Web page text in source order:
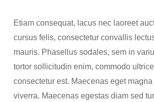
Etiam consequat, lacus nec laoreet
cursus felis, consectetur convallis
mauris. Phasellus sodales, sem in
tortor sollicitudin enim, commodo
consectetur est. Maecenas eget
viverra. Maecenas egestas diam sed